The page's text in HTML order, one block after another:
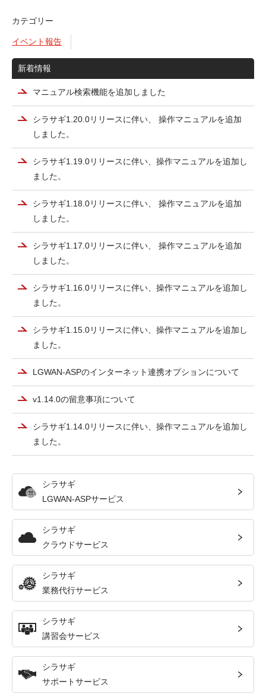
カテゴリー
イベント報告
新着情報
マニュアル検索機能を追加しました
シラサギ1.20.0リリースに伴い、 操作マニュアルを追加
しました。
シラサギ1.19.0リリースに伴い、操作マニュアルを追加し
ました。
シラサギ1.18.0リリースに伴い、 操作マニュアルを追加
しました。
シラサギ1.17.0リリースに伴い、 操作マニュアルを追加
しました。
シラサギ1.16.0リリースに伴い、操作マニュアルを追加し
ました。
シラサギ1.15.0リリースに伴い、操作マニュアルを追加し
ました。
LGWAN-ASPのインターネット連携オプションについて
v1.14.0の留意事項について
シラサギ1.14.0リリースに伴い、操作マニュアルを追加し
ました。
シラサギ
LGWAN-ASPサービス
シラサギ
クラウドサービス
シラサギ
業務代行サービス
シラサギ
講習会サービス
シラサギ
サポートサービス